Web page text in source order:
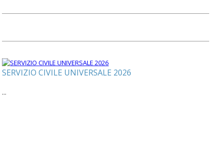
SERVIZIO CIVILE UNIVERSALE 2026
...